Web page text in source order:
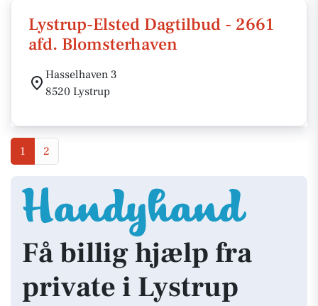
Lystrup-Elsted Dagtilbud - 2661
afd. Blomsterhaven
Hasselhaven 3
8520 Lystrup
1 2
Få billig hjælp fra
private i Lystrup